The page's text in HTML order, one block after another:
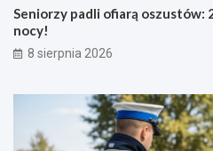
Seniorzy padli ofiarą oszustów:
nocy!
8 sierpnia 2026